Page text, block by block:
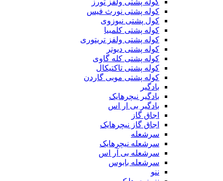
کوله پشتی ولفز تورز
کوله پشتی نورث فیس
کول پشتی نیوزوی
کوله پشتی کلمبیا
کوله پشتی ولفز تریتوری
کوله پشتی دیوتر
کوله پشتی کله گاوی
کوله پشتی تاکتیکال
کوله پشتی موبی گاردن
بادگیر
بادگیر نیچرهایک
بادگیر بی ار اس
اجاق گاز
اجاق گاز نیچرهایک
سرشعله
سرشعله نیچرهایک
سرشعله بی آر اس
سرشعله بابوس
ننو